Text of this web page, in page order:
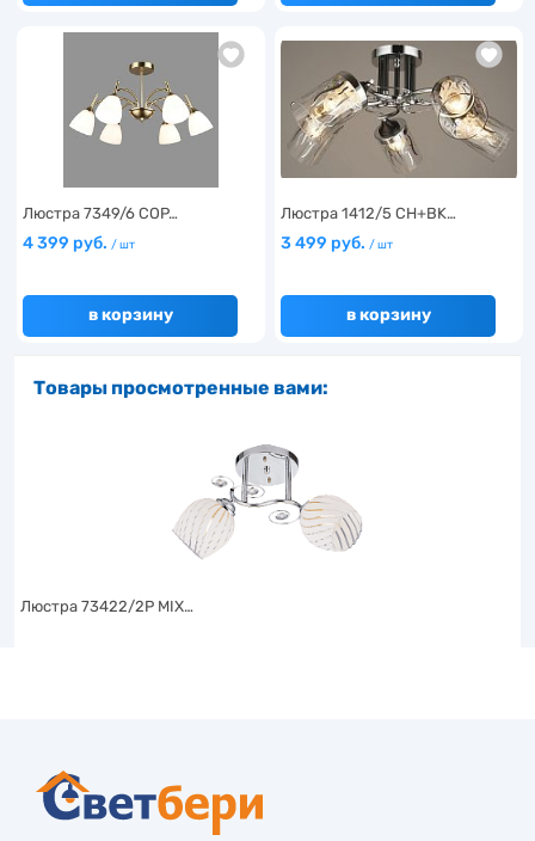
Люстра 7349/6 COP…
4 399 руб. / шт
в корзину
Люстра 1412/5 CH+BK…
3 499 руб. / шт
в корзину
Товары просмотренные вами:
Люстра 73422/2P MIX…